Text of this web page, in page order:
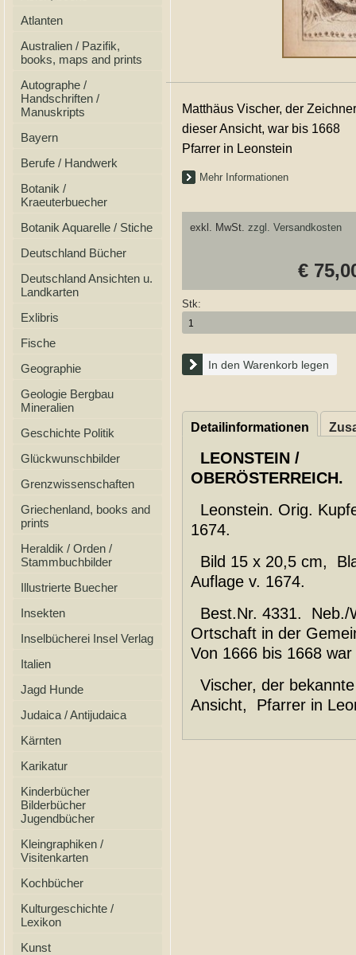
Atlanten
Australien / Pazifik,
books, maps and prints
Autographe /
Handschriften /
Manuskripts
Bayern
Berufe / Handwerk
Botanik /
Kraeuterbuecher
Botanik Aquarelle / Stiche
Deutschland Bücher
Deutschland Ansichten u.
Landkarten
Exlibris
Fische
Geographie
Geologie Bergbau
Mineralien
Geschichte Politik
Glückwunschbilder
Grenzwissenschaften
Griechenland, books and
prints
Heraldik / Orden /
Stammbuchbilder
Illustrierte Buecher
Insekten
Inselbücherei Insel Verlag
Italien
Jagd Hunde
Judaica / Antijudaica
Kärnten
Karikatur
Kinderbücher
Bilderbücher
Jugendbücher
Kleingraphiken /
Visitenkarten
Kochbücher
Kulturgeschichte /
Lexikon
Kunst
Matthäus Vischer, der Zeichner
dieser Ansicht, war bis 1668
Pfarrer in Leonstein
Mehr Informationen
exkl. MwSt. zzgl. Versandkosten
€
Stk:
In den Warenkorb legen
Detailinformationen
LEONSTEIN /
OBERÖSTERREICH.
Leonstein. Orig.
1674.
Bild 15 x 20,5 cm,
Auflage v. 1674.
Best.Nr. 4331. Neb./
Ortschaft in der
Von 1666 bis 1668
Vischer, der
Ansicht, Pfarrer in